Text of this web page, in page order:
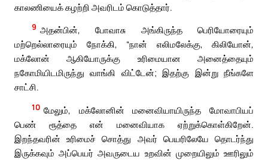
காலணியைக் கழற்றி அவரிடம் கொடுத்தார்.
9 அதன்பின், போவாசு அங்கிருந்த பெரியோரையும்
மற்றெல்லாரையும் நோக்கி, “நான் எலிமலேக்கு, கிலியோன்,
மக்லோன் ஆகியோருக்கு உரிமையான அனைத்தையும்
நகோமியிடமிருந்து வாங்கி விட்டேன்; இதற்கு இன்று நீங்களே
சாட்சி.
10 மேலும், மக்லோனின் மனைவியாயிருந்த மோவாபியப்
பெண் ரூத்தை என் மனைவியாக ஏற்றுக்கொள்கிறேன்.
இறந்தவரின் உரிமைச் சொத்து அவர் பெயரிலேயே தொடர்ந்து
இருக்கவும் அப்பெயர் அவருடைய உறவின் முறையிலும் ஊரிலும்